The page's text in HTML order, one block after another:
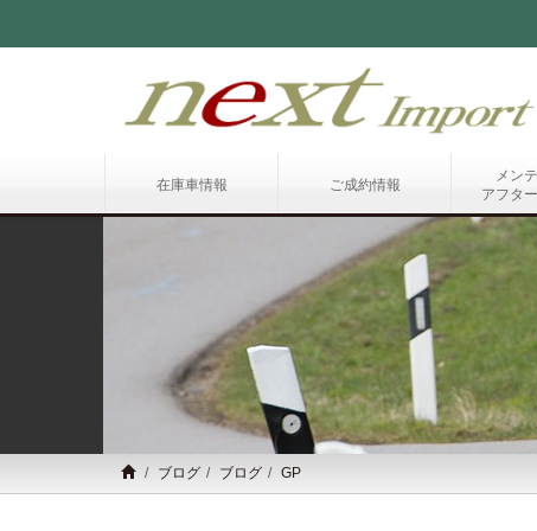
在庫車情報 ご成約情報
メン
アフタ
ブログ ブログ GP